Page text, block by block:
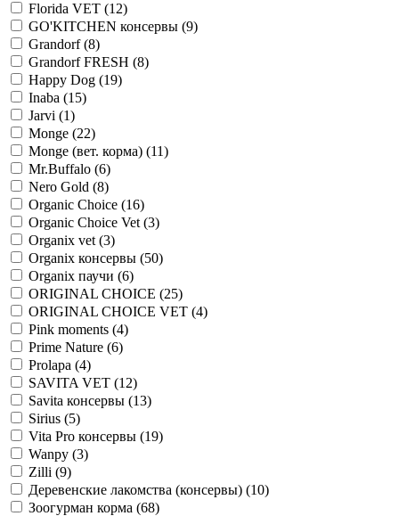
Florida VET (12)
GO'KITCHEN консервы (9)
Grandorf(8)
Grandorf FRESH (8)
Happy Dog (19)
Inaba (15)
Jarvi (1)
Monge (22)
Monge (вет. корма) (11)
Mr.Buffalo (6)
Nero Gold (8)
Organic Сhoice (16)
Organic Сhoice Vet (3)
Organix vet (3)
Organix консервы (50)
Organix паучи (6)
ORIGINAL CHOICE (25)
ORIGINAL CHOICE VET (4)
Pink moments (4)
Prime Nature (6)
Prolapa (4)
SAVITA VET (12)
Savita консервы (13)
Sirius (5)
Vita Pro консервы (19)
Wanpy (3)
Zilli (9)
Деревенские лакомства (консервы) (10)
Зоогурман корма (68)